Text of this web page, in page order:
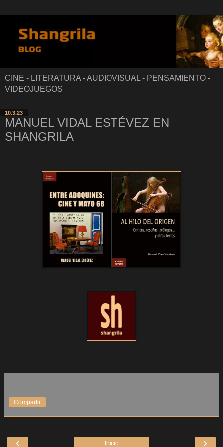
CINE - LITERATURA - AUDIOVISUAL - PENSAMIENTO -
VIDEOJUEGOS
10.3.23
MANUEL VIDAL ESTÉVEZ EN
SHANGRILA
Compartir
‹ ›
Inicio